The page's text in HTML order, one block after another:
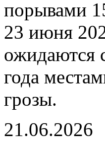
порывами
23 июня
ожидаются
года
грозы.
21.06.2026